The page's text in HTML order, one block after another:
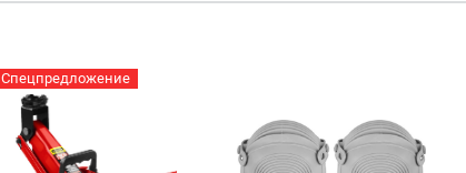
Спецпредложение